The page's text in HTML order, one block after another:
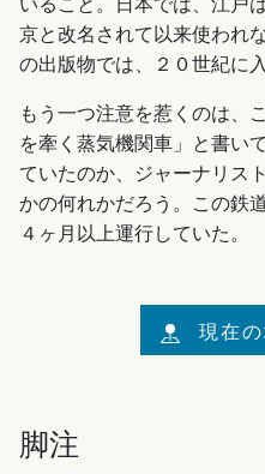
京と改名されて以来使われ
の出版物では、２０世紀に
もう一つ注意を惹くのは、
を牽く蒸気機関車」と書い
ていたのか、ジャーナリス
かの何れかだろう。この鉄
４ヶ月以上運行していた。
現在
脚注